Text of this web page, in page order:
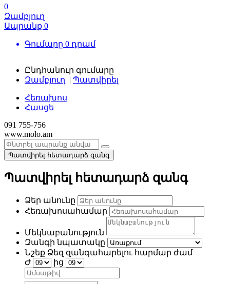
0
Զամբյուղ
Ապրանք 0
Գումարը 0 դրամ
Ընդհանուր գումարը
Զամբյուղ | Պատվիրել
Հեռախոս
Հասցե
091 755-756
www.molo.am
Պատվիրել հետադարձ զանգ
Պատվիրել հետադարձ զանգ
Ձեր անունը
Հեռախոսահամար
Մեկնաբանություն
Զանգի նպատակը
Նշեք Ձեզ զանգահարելու հարմար ժամ
Ժ
ից